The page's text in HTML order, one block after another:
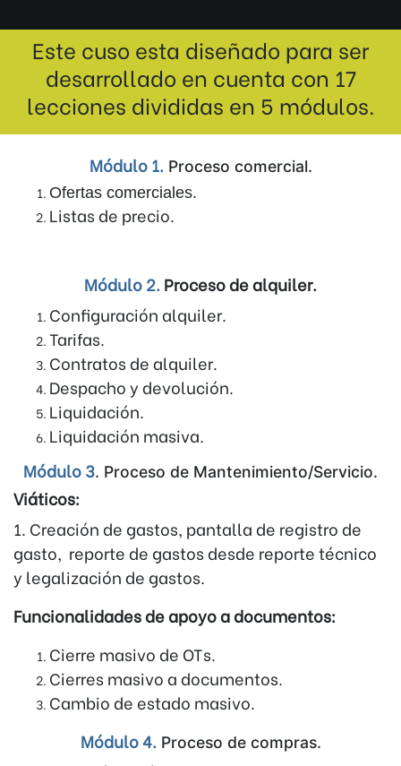
Este cuso esta diseñado para ser
desarrollado en cuenta con 17
lecciones divididas en 5 módulos.
Módulo 1.Proceso comercial.
Ofertas comerciales.
Listas de precio.
Módulo 2.Proceso de alquiler.
Configuración alquiler.
Tarifas.
Contratos de alquiler.
Despacho y devolución.
Liquidación.
Liquidación masiva.
Módulo 3. Proceso de Mantenimiento/Servicio.
Viáticos:
1. Creación de gastos, pantalla de registro de
gasto, reporte de gastos desde reporte técnico
y legalización de gastos.
Funcionalidades de apoyo a documentos:
Cierre masivo de OTs.
Cierres masivo a documentos.
Cambio de estado masivo.
Módulo 4.Proceso de compras.